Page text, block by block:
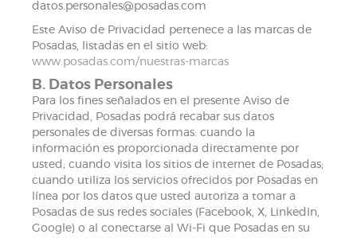
datos.personales@posadas.com
Este Aviso de Privacidad pertenece a las marcas de
Posadas, listadas en el sitio web:
www.posadas.com/nuestras-marcas
B. Datos Personales
Para los fines señalados en el presente Aviso de
Privacidad, Posadas podrá recabar sus datos
personales de diversas formas: cuando la
información es proporcionada directamente por
usted; cuando visita los sitios de internet de Posadas;
cuando utiliza los servicios ofrecidos por Posadas en
línea por los datos que usted autoriza a tomar a
Posadas de sus redes sociales (Facebook, X, LinkedIn,
Google) o al conectarse al Wi-Fi que Posadas en su